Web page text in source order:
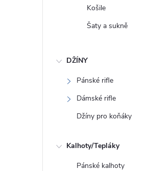
Košile
Šaty a sukně
DŽÍNY
Pánské rifle
Dámské rifle
Džíny pro koňáky
Kalhoty/Tepláky
Pánské kalhoty